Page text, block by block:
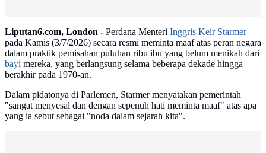
Liputan6.com, London - Perdana Menteri Inggris Keir Starmer
pada Kamis (3/7/2026) secara resmi meminta maaf atas peran negara
dalam praktik pemisahan puluhan ribu ibu yang belum menikah dari
bayi mereka, yang berlangsung selama beberapa dekade hingga
berakhir pada 1970-an.
Dalam pidatonya di Parlemen, Starmer menyatakan pemerintah
"sangat menyesal dan dengan sepenuh hati meminta maaf" atas apa
yang ia sebut sebagai "noda dalam sejarah kita".